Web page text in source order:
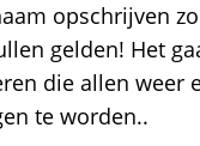
opschrijven
gelden! Het
die allen weer
te worden..